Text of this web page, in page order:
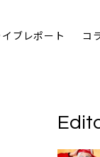
ブレポート コ